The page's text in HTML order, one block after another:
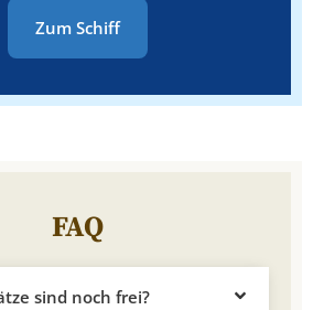
Zum Schiff
FAQ
sind noch frei?